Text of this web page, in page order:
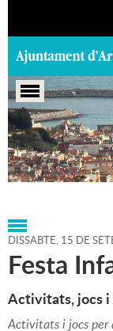
Portada > Agenda
2007 > Marcs >
DISSABTE, 15 DE
Festa
Activitats, jocs i
Activitats i jocs per